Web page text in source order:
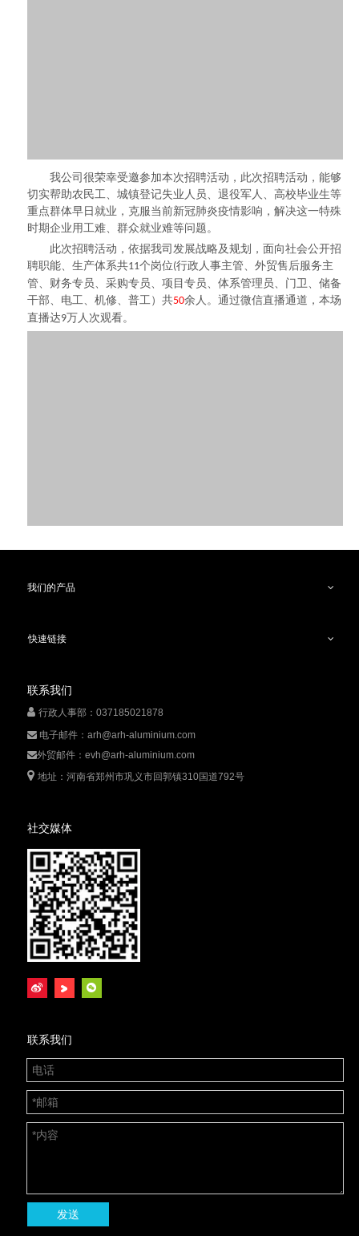
我公司 很荣幸受邀参加本次招聘活动，此次招聘活动，能够
切实帮助农民工、城镇登记失业人员、退役军人、高校毕业生等
重点群体早日就业，克服当前新冠肺炎疫情影响，解决这一特殊
时期企业用工难、群众就业难等问题。
此次招聘活动，依据我司发展战略及规划，面向社会公开招
聘职能、生产体系共11个岗位(行政人事主管、外贸售后服务主
管、财务专员、采购专员、项目专员、体系管理员、门卫、储备
干部、电工、机修、普工）共50余人。通过微信直播通道，本场
直播达9万人次观看。
能，希望
我们的产品
快速链接
联系我们
 行政人事部：037185021878
 电子邮件： arh@arh-aluminium.com
外贸邮件： evh@arh-aluminium.com
 地址：河南省郑州市巩义市回郭镇310国道792号
社交媒体
联系我们
发送